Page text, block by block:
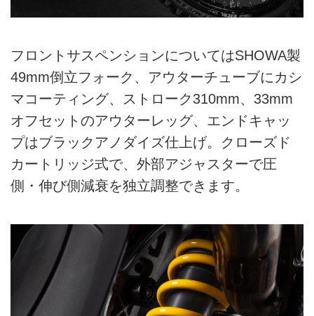
フロントサスペンションについてはSHOWA製
49mm倒立フォーク、アウターチューブにカシ
マコーティング、ストローク310mm、33mm
オフセットのアウターレッグ、エンドキャッ
プはブラックアノダイズ仕上げ。クローズド
カートリッジ式で、外部アジャスターで圧
側・伸び側減衰を独立調整できます。